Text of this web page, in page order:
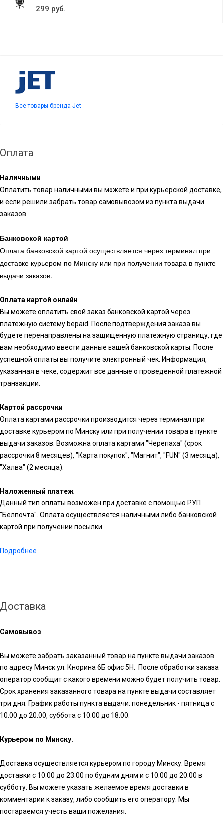
299 руб.
Все товары бренда Jet
Оплата
Наличными
Оплатить товар наличными вы можете и при курьерской доставке,
и если решили забрать товар самовывозом из пункта выдачи
заказов.
Банковской картой
Оплата банковской картой осуществляется через терминал при
доставке курьером по Минску или при получении товара в пункте
выдачи заказов.
Оплата картой онлайн
Вы можете оплатить свой заказ банковской картой через
платежную систему bepaid. После подтверждения заказа вы
будете перенаправлены на защищенную платежную страницу, где
вам необходимо ввести данные вашей банковской карты. После
успешной оплаты вы получите электронный чек. Информация,
указанная в чеке, содержит все данные о проведенной платежной
транзакции.
Картой рассрочки
Оплата картами рассрочки производится через терминал при
доставке курьером по Минску или при получении товара в пункте
выдачи заказов. Возможна оплата картами "Черепаха" (срок
рассрочки 8 месяцев), "Карта покупок", "Магнит", "FUN" (3 месяца),
"Халва" (2 месяца).
Наложенный платеж
Данный тип оплаты возможен при доставке с помощью РУП
"Белпочта". Оплата осуществляется наличными либо банковской
картой при получении посылки.
Подробнее
Доставка
Самовывоз
Вы можете забрать заказанный товар на пункте выдачи заказов
по адресу Минск ул. Кнорина 6Б офис 5Н. После обработки заказа
оператор сообщит с какого времени можно будет получить товар.
Срок хранения заказанного товара на пункте выдачи составляет
три дня. График работы пункта выдачи: понедельник - пятница с
10.00 до 20.00, суббота с 10.00 до 18.00.
Курьером по Минску.
Доставка осуществляется курьером по городу Минску. Время
доставки с 10.00 до 23.00 по будним дням и с 10.00 до 20.00 в
субботу. Вы можете указать желаемое время доставки в
комментарии к заказу, либо сообщить его оператору. Мы
постараемся учесть ваши пожелания.